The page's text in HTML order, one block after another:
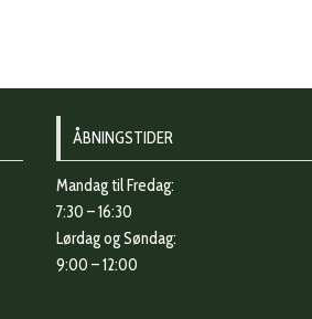
ÅBNINGSTIDER
Mandag til Fredag:
7:30 – 16:30
Lørdag og Søndag:
9:00 – 12:00